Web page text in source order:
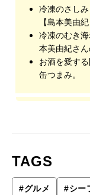
冷凍のさし
【島本美由
冷凍のむき
本美由紀さん
お酒を愛す
缶つまみ。
TAGS
#グルメ #シー